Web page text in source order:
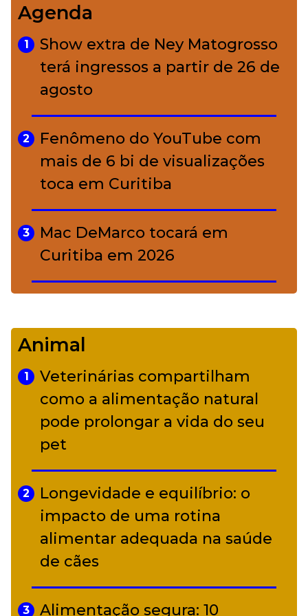
4
Bolsas de palha e ráfia: o
charme rústico que
conquistou o luxo
A ciência por trás da skincare: a
função de cada ativo
Agenda
1
Show extra de Ney Matogrosso
terá ingressos a partir de 26 de
agosto
2
Fenômeno do YouTube com
mais de 6 bi de visualizações
toca em Curitiba
3
Mac DeMarco tocará em
Curitiba em 2026
Camerata tem repertório
diverso a partir de R$ 17
Adriana Calcanhotto retoma
alter ego infantil para show em
Curitiba
Animal
1
Veterinárias compartilham
como a alimentação natural
pode prolongar a vida do seu
pet
2
Longevidade e equilíbrio: o
impacto de uma rotina
alimentar adequada na saúde
de cães
3
Alimentação segura: 10